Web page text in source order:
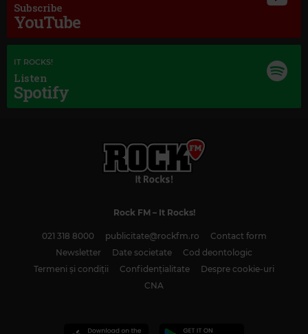
SOPHIE B HAWKINS– DAMN I WISH I WAS YOUR LOVER
Subscribe
YouTube
IT ROCKS!
Listen
Spotify
Rock FM– It Rocks!
021 318 8000 publicitate@rockfm.ro
Contact form
Newsletter
Date societate
Cod deontologic
Termeni și condiții
Confidențialitate
Despre cookie-uri
CNA